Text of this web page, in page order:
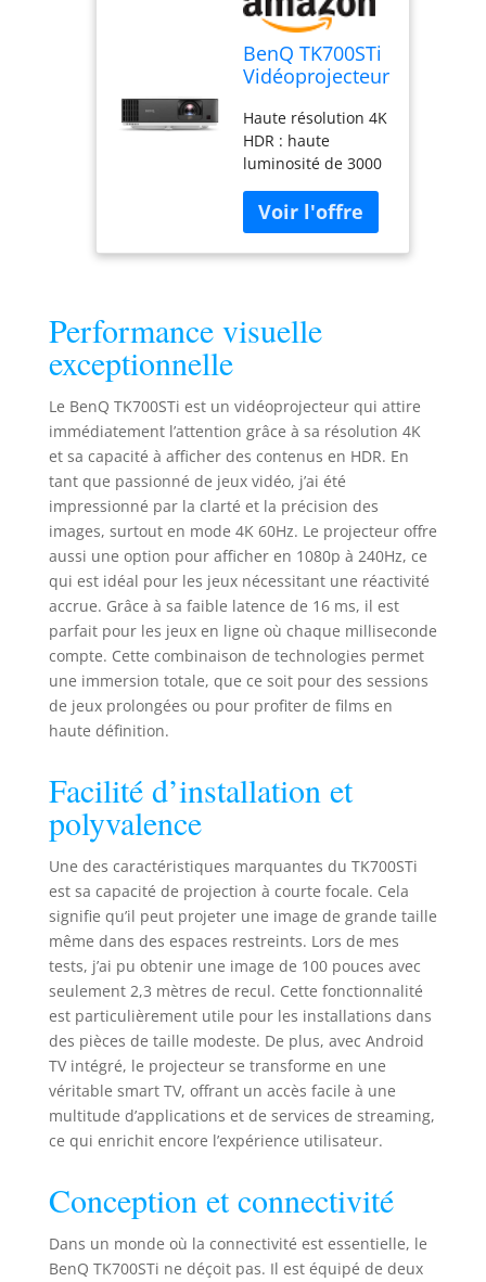
BenQ TK700STi
Vidéoprojecteur
| 16 ms @ 60Hz
| Faible Latence
| 3000lm |
Courte focale |
Android TV |
Modes de Jeu
RPG SPG FPS |
2.0b*2 | PS5 |
Xbox Series X
Haute résolution 4K
HDR : haute
luminosité de 3000
lumens ANSI,
compatible avec 4K
HDR, images de 100
pouces à partir de 2
de 96 % de rec. 709.
Faible LATENCE EN
en 4K/60Hz à 4 ms
en 1080p/240 Hz. Le
mode de jeu et de
son permet
d'optimiser l'audio
et les images.
PERFORMANCE
PROFESSIONNELLE :
compatible avec les
principales
consoles de jeu
(Sony PS4, PS5,
Nintendo Switch,
Xbox Series X et
énormes,
lumineuses et
Installation facile :
zoom de 1,2 x pour
offrir une flexibilité
dans les distances
de projection,
correction
trapézoïdale
verticale 2D
automatique,
réglage de rotation
d'image pour
images carrées.
EXTENSION SANS
avec certification
Google et boutique
Google Play, avec
plus de 5000 des
Performance visuelle
exceptionnelle
Le BenQ TK700STi est un vidéoprojecteur qui attire
immédiatement l’attention grâce à sa résolution 4K
et sa capacité à afficher des contenus en HDR. En
tant que passionné de jeux vidéo, j’ai été
impressionné par la clarté et la précision des
images, surtout en mode 4K 60Hz. Le projecteur offre
aussi une option pour afficher en 1080p à 240Hz, ce
qui est idéal pour les jeux nécessitant une réactivité
accrue. Grâce à sa faible latence de 16 ms, il est
parfait pour les jeux en ligne où chaque milliseconde
compte. Cette combinaison de technologies permet
une immersion totale, que ce soit pour des sessions
de jeux prolongées ou pour profiter de films en
haute définition.
Facilité d’installation et
polyvalence
Une des caractéristiques marquantes du TK700STi
est sa capacité de projection à courte focale. Cela
signifie qu’il peut projeter une image de grande taille
même dans des espaces restreints. Lors de mes
tests, j’ai pu obtenir une image de 100 pouces avec
seulement 2,3 mètres de recul. Cette fonctionnalité
est particulièrement utile pour les installations dans
des pièces de taille modeste. De plus, avec Android
TV intégré, le projecteur se transforme en une
véritable smart TV, offrant un accès facile à une
multitude d’applications et de services de streaming,
ce qui enrichit encore l’expérience utilisateur.
Conception et connectivité
Dans un monde où la connectivité est essentielle, le
BenQ TK700STi ne déçoit pas. Il est équipé de deux